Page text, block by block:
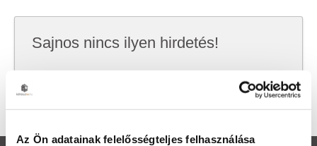
Az Ön adatainak felelősségteljes felhasználása
Sajnos nincs ilyen hirdetés!
keresni, hátha akkor megtalálod, amit keresel.